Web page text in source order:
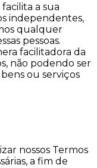
a sua
independentes,
qualquer
pessoas.
facilitadora da
não podendo ser
ou serviços
nossos Termos
a fim de